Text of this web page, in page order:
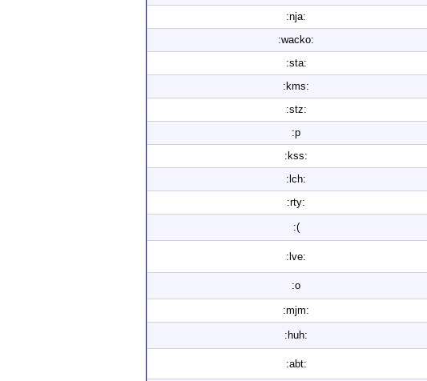
:nja:
:wacko:
:sta:
:kms:
:stz:
:p
:kss:
:lch:
:rty:
:(
:lve:
:o
:mjm:
:huh:
:abt: